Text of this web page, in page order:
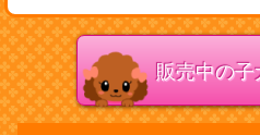
販売中の